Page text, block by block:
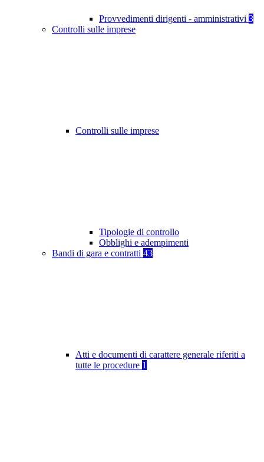
Provvedimenti dirigenti - amministrativi 3
Controlli sulle imprese
Controlli sulle imprese
Tipologie di controllo
Obblighi e adempimenti
Bandi di gara e contratti 43
Atti e documenti di carattere generale riferiti a
tutte le procedure 1